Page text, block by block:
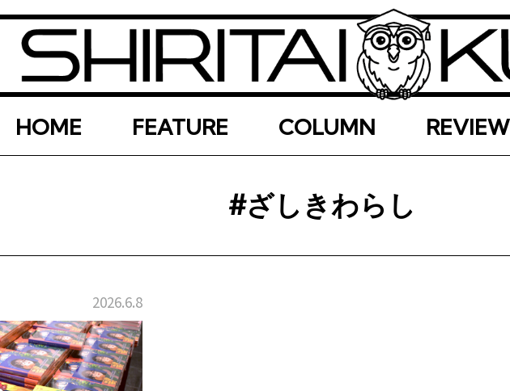
HOME FEATURE COLUMN REVIEW
#ざしきわらし
2026.6.8